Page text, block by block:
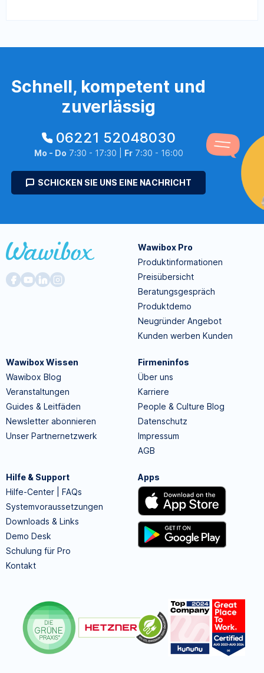
Schnell, kompetent und
zuverlässig
06221 52048030
Mo - Do 7:30 - 17:30 | Fr7:30 - 16:00
SCHICKEN SIE UNS EINE NACHRICHT
Wawibox Pro
Produktinformationen
Preisübersicht
Beratungsgespräch
Produktdemo
Neugründer Angebot
Kunden werben Kunden
Wawibox Wissen
Wawibox Blog
Veranstaltungen
Guides & Leitfäden
Newsletter abonnieren
Unser Partnernetzwerk
Firmeninfos
Über uns
Karriere
People & Culture Blog
Datenschutz
Impressum
AGB
Hilfe & Support
Hilfe-Center | FAQs
Systemvoraussetzungen
Downloads & Links
Demo Desk
Schulung für Pro
Kontakt
Apps